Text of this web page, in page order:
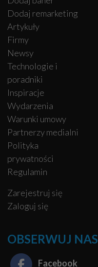
Dodaj remarketing
Artykuły
Firmy
Newsy
Technologie i
poradniki
Inspiracje
Wydarzenia
Warunki umowy
Partnerzy medialni
Polityka
prywatności
Regulamin
Zarejestruj się
Zaloguj się
OBSERWUJ NAS
Facebook